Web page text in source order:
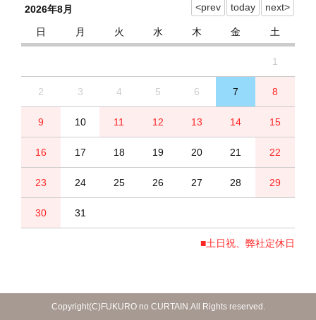
2026年8月
日
月 火 水 木 金 土
1
2 3 4 5 6 7 8
9 10 11 12 13 14 15
16 17 18 19 20 21 22
23 24 25 26 27 28 29
30 31
■土日祝、弊社定休日
Copyright(C)FUKURO no CURTAIN.All Rights reserved.